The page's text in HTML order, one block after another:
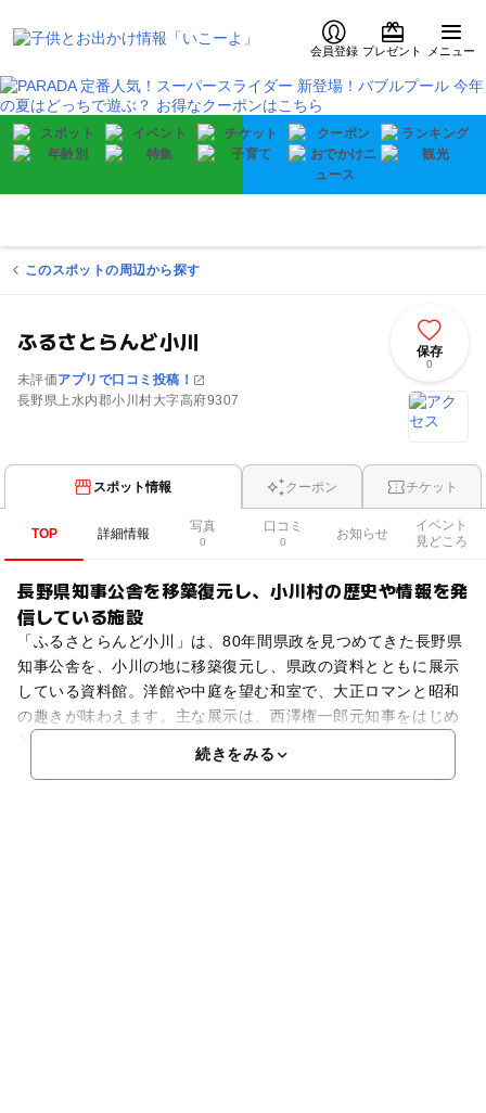
会員登録 プレゼント メニュー
このスポットの周辺から探す
ふるさとらんど小川
未評価アプリで口コミ投稿！
長野県上水内郡小川村大字高府9307
保存
0
スポット情報 クーポン チケット
TOP 詳細情報 写真
0
口コミ
0
お知らせ
イベント
見どころ
長野県知事公舎を移築復元し、小川村の歴史や情報を発
信している施設
「ふるさとらんど小川」は、80年間県政を見つめてきた長野県
知事公舎を、小川の地に移築復元し、県政の資料とともに展示
している資料館。洋館や中庭を望む和室で、大正ロマンと昭和
の趣きが味わえます。主な展示は、西澤権一郎元知事をはじめ
続きをみる